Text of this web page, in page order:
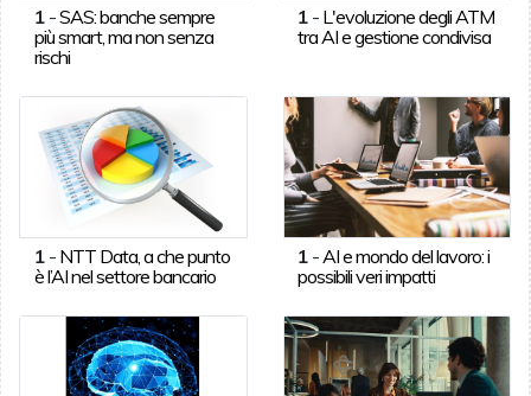
1-SAS: banche sempre
più smart, ma non senza
rischi
1 - L'evoluzione degli ATM
tra AI e gestione condivisa
1- NTT Data, a che punto
è l’AI nel settore bancario
1 - AI e mondo del lavoro: i
possibili veri impatti